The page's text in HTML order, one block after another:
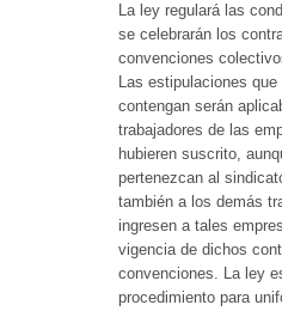
La ley regulará las
se celebrarán los
convenciones
Las estipulaciones que
contengan serán
trabajadores de las
hubieren suscrito,
pertenezcan al
también a los demás
ingresen a tales
vigencia de dichos
convenciones. La ley
procedimiento para